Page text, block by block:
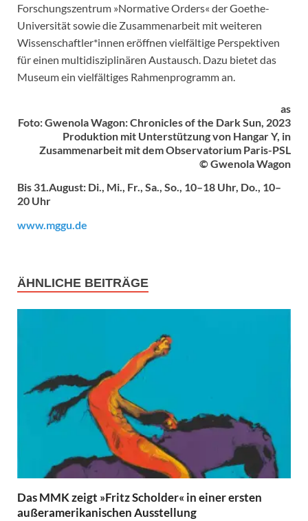
Forschungszentrum »Normative Orders« der Goethe-
Universität sowie die Zusammenarbeit mit weiteren
Wissenschaftler*innen eröffnen vielfältige Perspektiven
für einen multidisziplinären Austausch. Dazu bietet das
Museum ein vielfältiges Rahmenprogramm an.
as
Foto: Gwenola Wagon: Chronicles of the Dark Sun, 2023
Produktion mit Unterstützung von Hangar Y, in
Zusammenarbeit mit dem Observatorium Paris-PSL
© Gwenola Wagon
Bis 31.August: Di., Mi., Fr., Sa., So., 10–18 Uhr, Do., 10–
20 Uhr
www.mggu.de
ÄHNLICHE BEITRÄGE
Das MMK zeigt »Fritz Scholder« in einer ersten
außeramerikanischen Ausstellung